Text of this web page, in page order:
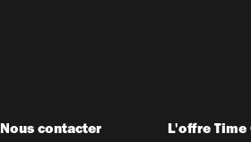
Nous contacter L'offre Time